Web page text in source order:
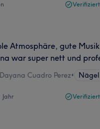
Atmosphäre, gute
war super nett und
Cuadro Perez•
Jahr